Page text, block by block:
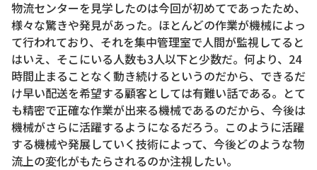
物流センターを見学したのは今回が初めてであったため、
様々な驚きや発見があった。ほとんどの作業が機械によっ
て行われており、それを集中管理室で人間が監視してると
はいえ、そこにいる人数も3人以下と少数だ。何より、24
時間止まることなく動き続けるというのだから、できるだ
け早い配送を希望する顧客としては有難い話である。とて
も精密で正確な作業が出来る機械であるのだから、今後は
機械がさらに活躍するようになるだろう。このように活躍
する機械や発展していく技術によって、今後どのような物
流上の変化がもたらされるのか注視したい。